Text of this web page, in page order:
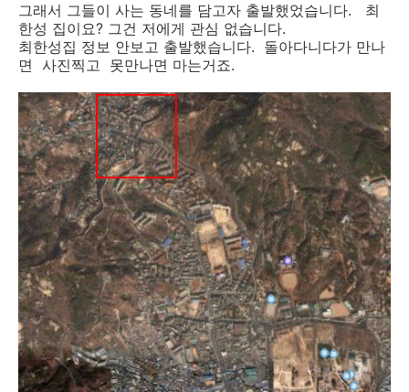
그래서 그들이 사는 동네를 담고자 출발했었습니다. 최
한성 집이요? 그건 저에게 관심 없습니다.
최한성집 정보 안보고 출발했습니다. 돌아다니다가 만나
면 사진찍고 못만나면 마는거죠.